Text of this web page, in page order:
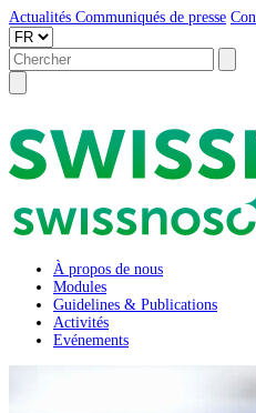
Actualités Communiqués de presse
À propos de nous
Modules
Guidelines & Publications
Activités
Evénements